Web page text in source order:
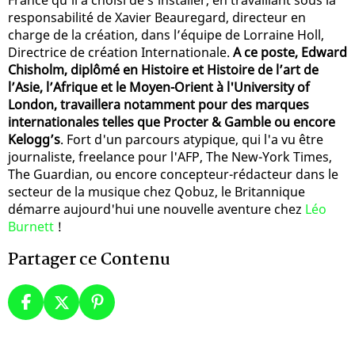
responsabilité de Xavier Beauregard, directeur en
charge de la création, dans l’équipe de Lorraine Holl,
Directrice de création Internationale. A ce poste, Edward
Chisholm, diplômé en Histoire et Histoire de l’art de
l’Asie, l’Afrique et le Moyen-Orient à l'University of
London, travaillera notamment pour des marques
internationales telles que Procter & Gamble ou encore
Kelogg’s. Fort d'un parcours atypique, qui l'a vu être
journaliste, freelance pour l'AFP, The New-York Times,
The Guardian, ou encore concepteur-rédacteur dans le
secteur de la musique chez Qobuz, le Britannique
démarre aujourd'hui une nouvelle aventure chez Léo
Burnett !
Partager ce Contenu